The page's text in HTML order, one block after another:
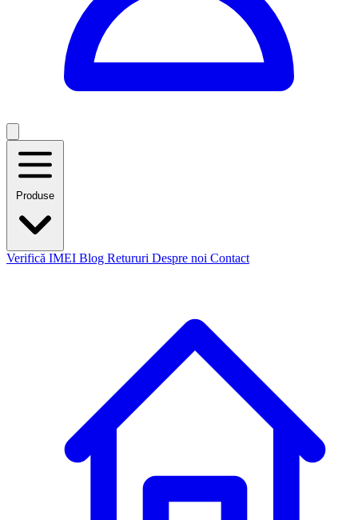
Produse
Verifică IMEI Blog Retururi Despre noi Contact